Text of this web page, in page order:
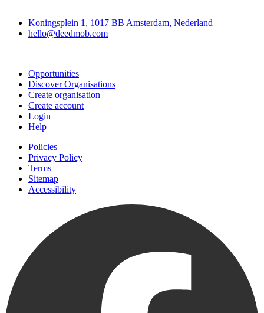
Koningsplein 1, 1017 BB Amsterdam, Nederland
hello@deedmob.com
Opportunities
Discover Organisations
Create organisation
Create account
Login
Help
Policies
Privacy Policy
Terms
Sitemap
Accessibility